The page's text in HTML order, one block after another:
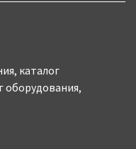
каталог
оборудования,